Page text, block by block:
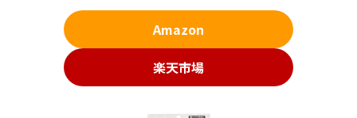
Amazon
楽天市場